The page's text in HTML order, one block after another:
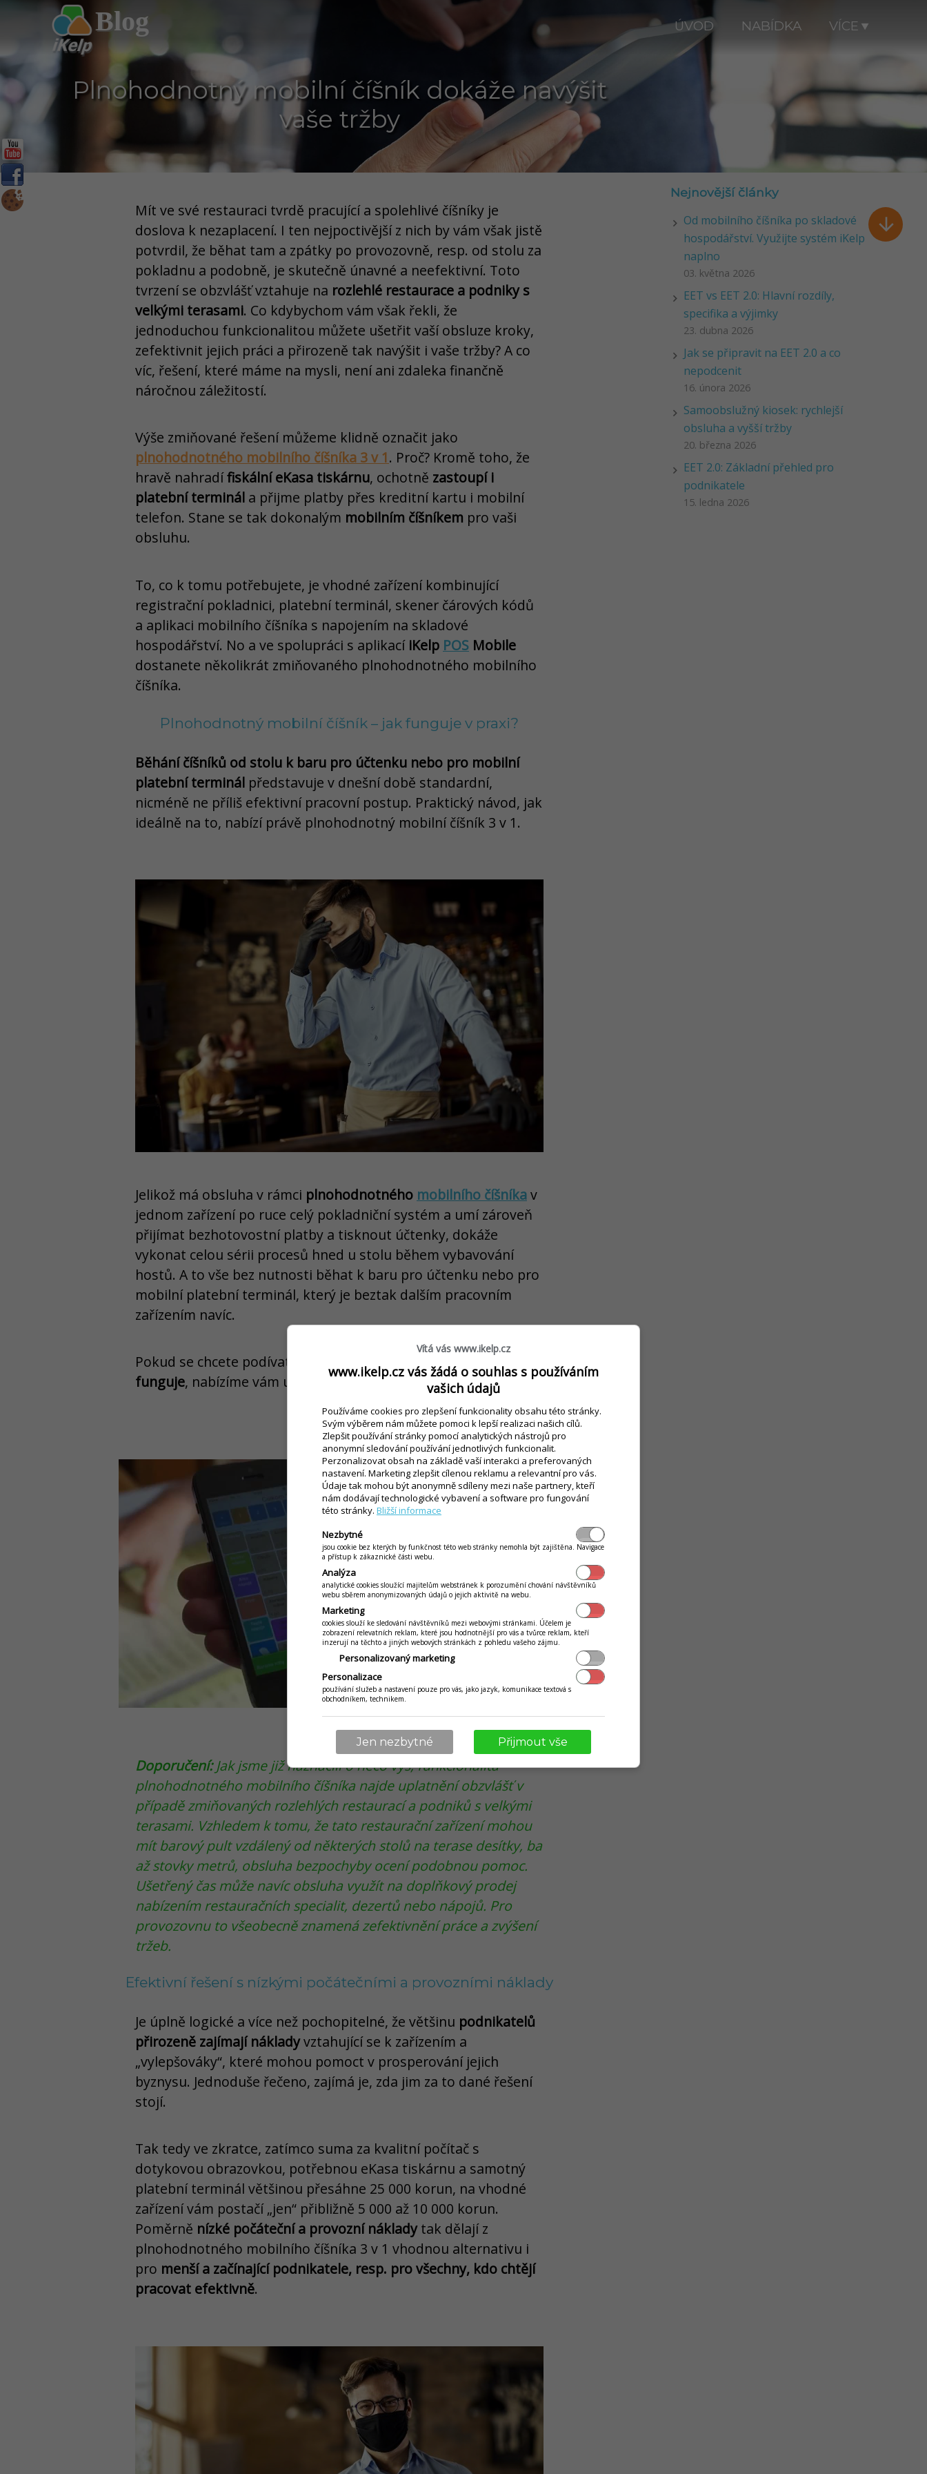
Blog ÚVOD NABÍDKA VÍCE

Plnohodnotný mobilní číšník dokáže navýšit
vaše tržby
Mít ve své restauraci tvrdě pracující a spolehlivé číšníky je
doslova k nezaplacení. I ten nejpoctivější z nich by vám však jistě
potvrdil, že běhat tam a zpátky po provozovně, resp. od stolu za
pokladnu a podobně, je skutečně únavné a neefektivní. Toto
tvrzení se obzvlášť vztahuje na rozlehlé restaurace a podniky s
velkými terasami. Co kdybychom vám však řekli, že
jednoduchou funkcionalitou můžete ušetřit vaší obsluze kroky,
zefektivnit jejich práci a přirozeně tak navýšit i vaše tržby? A co
víc, řešení, které máme na mysli, není ani zdaleka finančně
náročnou záležitostí.
Výše zmiňované řešení můžeme klidně označit jako
plnohodnotného mobilního číšníka 3 v 1. Proč? Kromě toho, že
hravě nahradífiskální eKasa tiskárnu, ochotně zastoupí i
platební terminál a přijme platby přes kreditní kartu i mobilní
telefon. Stane se tak dokonalým mobilním číšníkem pro vaši
obsluhu.
To, co k tomu potřebujete, je vhodné zařízení kombinující
registrační pokladnici, platební terminál, skener čárových kódů
a aplikaci mobilního číšníka s napojením na skladové
hospodářství. No a ve spolupráci s aplikací iKelp POS Mobile
dostanete několikrát zmiňovaného plnohodnotného mobilního
číšníka.
Plnohodnotný mobilní číšník – jak funguje v praxi?
Běhání číšníků od stolu k baru pro účtenku nebo pro mobilní
platební terminál představuje v dnešní době standardní,
nicméně ne příliš efektivní pracovní postup. Praktický návod, jak
ideálně na to, nabízí právě plnohodnotný mobilní číšník 3 v 1.
Jelikož má obsluha v rámci plnohodnotného mobilního číšníkav
jednom zařízení po ruce celý pokladniční systém a umí zároveň
přijímat bezhotovostní platby a tisknout účtenky, dokáže
vykonat celou sérii procesů hned u stolu během vybavování
hostů. A to vše bez nutnosti běhat k baru pro účtenku nebo pro
mobilní platební terminál, který je beztak dalším pracovním
zařízením navíc.
Pokud se chcete podívat
ve videu, jak takový mobilní číšník
funguje, nabízíme vám ukázku:
Doporučení:Jak jsme již naznačili o něco výš, funkcionalita
plnohodnotného mobilního číšníka najde uplatnění obzvlášť v
případě zmiňovaných rozlehlých restaurací a podniků s velkými
terasami. Vzhledem k tomu, že tato restaurační zařízení mohou
mít barový pult vzdálený od některých stolů na terase desítky, ba
až stovky metrů, obsluha bezpochyby ocení podobnou pomoc.
Ušetřený čas může navíc obsluha využít na doplňkový prodej
nabízením restauračních specialit, dezertů nebo nápojů. Pro
provozovnu to všeobecně znamená zefektivnění práce a zvýšení
tržeb.
Efektivní řešení s nízkými počátečními a provozními náklady
Je úplně logické a více než pochopitelné, že většinu podnikatelů
přirozeně zajímají nákladyvztahující se k zařízením a
„vylepšováky“, které mohou pomoct v prosperování jejich
byznysu. Jednoduše řečeno, zajímá je, zda jim za to dané řešení
stojí.
Tak tedy ve zkratce, zatímco suma za kvalitní počítač s
dotykovou obrazovkou, potřebnou eKasa tiskárnu a samotný
platební terminál většinou přesáhne 25 000 korun, na vhodné
zařízení vám postačí „jen“ přibližně 5 000 až 10 000 korun.
Poměrně nízké počáteční a provozní nákladytak dělají z
plnohodnotného mobilního číšníka 3 v 1 vhodnou alternativu i
pro menší a začínající podnikatele, resp. pro všechny, kdo chtějí
pracovat efektivně.
Nejnovější články
Od mobilního číšníka po skladové
hospodářství. Využijte systém iKelp
naplno
03. května 2026
EET vs EET 2.0: Hlavní rozdíly,
specifika a výjimky
23. dubna 2026
Jak se připravit na EET 2.0 a co
nepodcenit
16. února 2026
Samoobslužný kiosek: rychlejší
obsluha a vyšší tržby
20. března 2026
EET 2.0: Základní přehled pro
podnikatele
15. ledna 2026
Vítá vás www.ikelp.cz
www.ikelp.cz vás žádá o souhlas s používáním
vašich údajů
Používáme cookies pro zlepšení funkcionality obsahu této stránky.
Svým výběrem nám můžete pomoci k lepší realizaci našich cílů.
Zlepšit používání stránky pomocí analytických nástrojů pro
anonymní sledování používání jednotlivých funkcionalit.
Perzonalizovat obsah na základě vaší interakci a preferovaných
nastavení. Marketing zlepšit cílenou reklamu a relevantní pro vás.
Údaje tak mohou být anonymně sdíleny mezi naše partnery, kteří
nám dodávají technologické vybavení a software pro fungování
této stránky. Bližší informace
Nezbytné
jsou cookie bez kterých by funkčnost této web stránky nemohla být zajištěna. Navigace
a přístup k zákaznické části webu.
Analýza
analytické cookies sloužící majitelům webstránek k porozumění chování návštěvníků
webu sběrem anonymizovaných údajů o jejich aktivitě na webu.
Marketing
cookies slouží ke sledování návštěvníků mezi webovými stránkami. Účelem je
zobrazení relevatních reklam, které jsou hodnotnější pro vás a tvůrce reklam, kteří
inzerují na těchto a jiných webových stránkách z pohledu vašeho zájmu.
Personalizovaný marketing
Personalizace
používání služeb a nastavení pouze pro vás, jako jazyk, komunikace textová s
obchodníkem, technikem.
Jen nezbytné Přijmout vše